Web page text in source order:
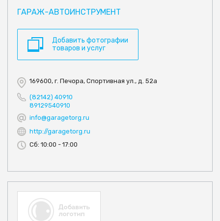
ГАРАЖ-АВТОИНСТРУМЕНТ
Добавить фотографии
товаров и услуг
169600, г. Печора, Спортивная ул., д. 52а
(82142) 40910
89129540910
info@garagetorg.ru
http://garagetorg.ru
Сб: 10:00 - 17:00